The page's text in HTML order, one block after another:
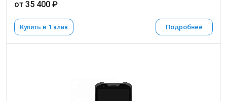
от 35 400 ₽
Купить в 1 клик Подробнее